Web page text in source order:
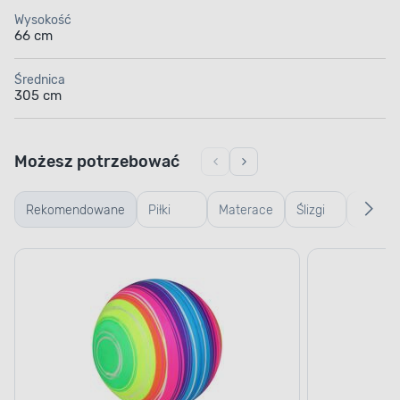
ODPORNOŚĆ NA KOROZJĘ
Wysokość
66 cm
Średnica
305 cm
Rekomendowane Piłki
plażowe
Materace
do
Ślizgi
wodne
Siatki
Możesz potrzebować